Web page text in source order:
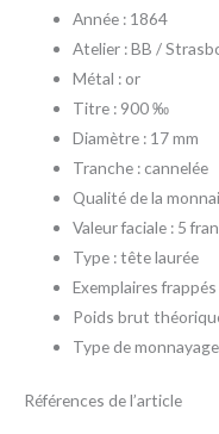
Année : 1864
Atelier : BB /
Métal : or
Titre : 900 ‰
Diamètre : 17 mm
Tranche : cannelée
Qualité de la
Valeur faciale : 5
Type : tête laurée
Exemplaires
Poids brut
Type de
Références de l’article